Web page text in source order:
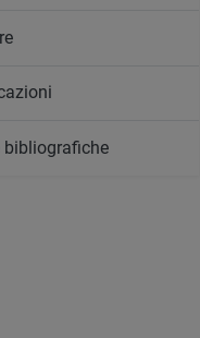
bibliografiche